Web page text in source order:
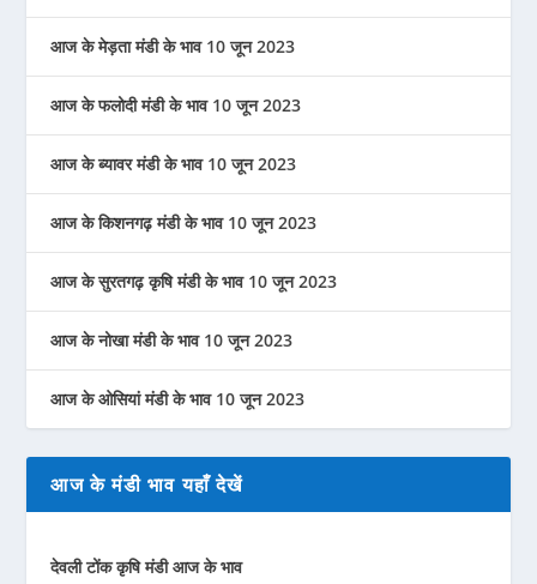
आज के मेड़ता मंडी के भाव 10 जून 2023
आज के फलोदी मंडी के भाव 10 जून 2023
आज के ब्यावर मंडी के भाव 10 जून 2023
आज के किशनगढ़ मंडी के भाव 10 जून 2023
आज के सुरतगढ़ कृषि मंडी के भाव 10 जून 2023
आज के नोखा मंडी के भाव 10 जून 2023
आज के ओसियां मंडी के भाव 10 जून 2023
आज के मंडी भाव यहाँ देखें
देवली टोंक कृषि मंडी आज के भाव